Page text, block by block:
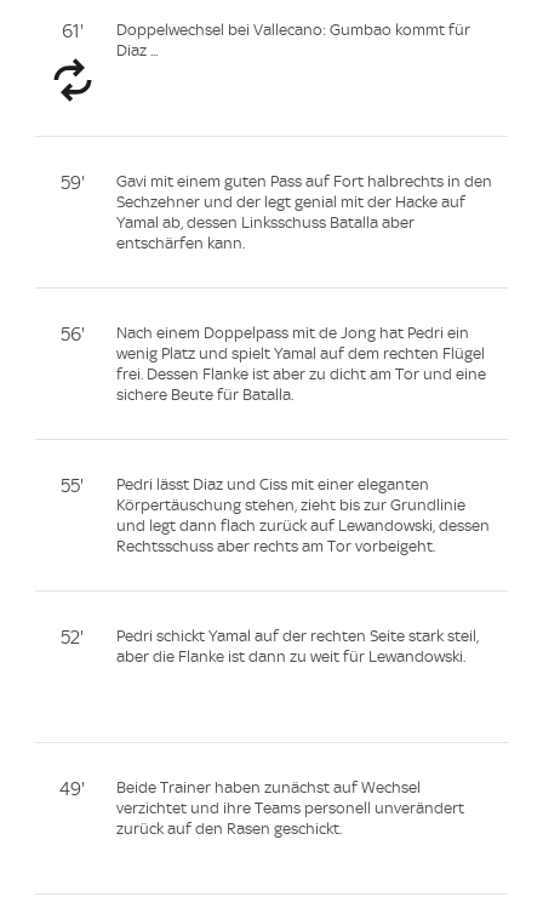
61'
Doppelwechsel bei Vallecano: Gumbao kommt für
Diaz ...
59'
Gavi mit einem guten Pass auf Fort halbrechts in den
Sechzehner und der legt genial mit der Hacke auf
Yamal ab, dessen Linksschuss Batalla aber
entschärfen kann.
56'
Nach einem Doppelpass mit de Jong hat Pedri ein
wenig Platz und spielt Yamal auf dem rechten Flügel
frei. Dessen Flanke ist aber zu dicht am Tor und eine
sichere Beute für Batalla.
55'
Pedri lässt Diaz und Ciss mit einer eleganten
Körpertäuschung stehen, zieht bis zur Grundlinie
und legt dann flach zurück auf Lewandowski, dessen
Rechtsschuss aber rechts am Tor vorbeigeht.
52'
Pedri schickt Yamal auf der rechten Seite stark steil,
aber die Flanke ist dann zu weit für Lewandowski.
49'
Beide Trainer haben zunächst auf Wechsel
verzichtet und ihre Teams personell unverändert
zurück auf den Rasen geschickt.